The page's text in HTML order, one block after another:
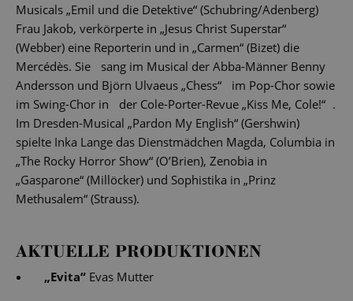
Musicals „Emil und die Detektive“ (Schubring/Adenberg)
Frau Jakob, verkörperte in „Jesus Christ Superstar“
(Webber) eine Reporterin und in „Carmen“ (Bizet) die
Mercédès. Sie sang im Musical der Abba-Männer Benny
Andersson und Björn Ulvaeus „Chess“ im Pop-Chor sowie
im Swing-Chor in der Cole-Porter-Revue „Kiss Me, Cole!“ .
Im Dresden-Musical „Pardon My English“ (Gershwin)
spielte Inka Lange das Dienstmädchen Magda, Columbia in
„The Rocky Horror Show“ (O’Brien), Zenobia in
„Gasparone“ (Millöcker) und Sophistika in „Prinz
Methusalem“ (Strauss).
AKTUELLE PRODUKTIONEN
„Evita“ Evas Mutter